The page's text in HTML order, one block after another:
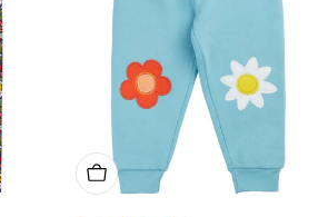
Elige Opciones